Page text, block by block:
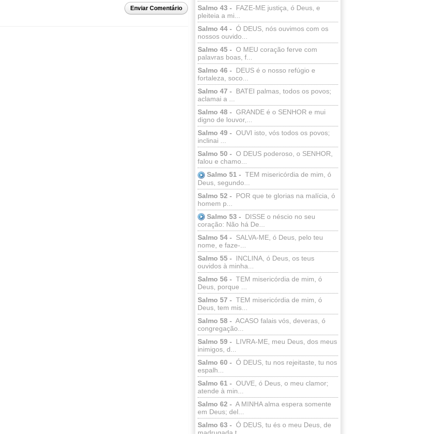
Salmo 43 -
FAZE-ME justiça, ó Deus, e
pleiteia a mi...
Salmo 44 - Ó DEUS, nós ouvimos com os
nossos ouvido...
Salmo 45 - O MEU coração ferve com
palavras boas, f...
Salmo 46 -
DEUS é o nosso refúgio e
fortaleza, soco...
Salmo 47 -
BATEI palmas, todos os povos;
aclamai a ...
Salmo 48 - GRANDE é o SENHOR e mui
digno de louvor,...
Salmo 49 - OUVI isto, vós todos os povos;
inclinai ...
Salmo 50 - O DEUS poderoso, o SENHOR,
falou e chamo...
Salmo 51 - TEM misericórdia de mim, ó
Deus, segundo...
Salmo 52 -
POR que te glorias na malícia, ó
homem p...
Salmo 53 -
DISSE o néscio no seu
coração: Não há De...
Salmo 54 -
SALVA-ME, ó Deus, pelo teu
nome, e faze-...
Salmo 55 -
INCLINA, ó Deus, os teus
ouvidos à minha...
Salmo 56 - TEM misericórdia de mim, ó
Deus, porque ...
Salmo 57 - TEM misericórdia de mim, ó
Deus, tem mis...
Salmo 58 - ACASO falais vós, deveras, ó
congregação...
Salmo 59 -
LIVRA-ME, meu Deus, dos meus
inimigos, d...
Salmo 60 - Ó DEUS, tu nos rejeitaste, tu nos
espalh...
Salmo 61 - OUVE, ó Deus, o meu clamor;
atende à min...
Salmo 62 - A MINHA alma espera somente
em Deus; del...
Salmo 63 - Ó DEUS, tu és o meu Deus, de
Enviar Comentário